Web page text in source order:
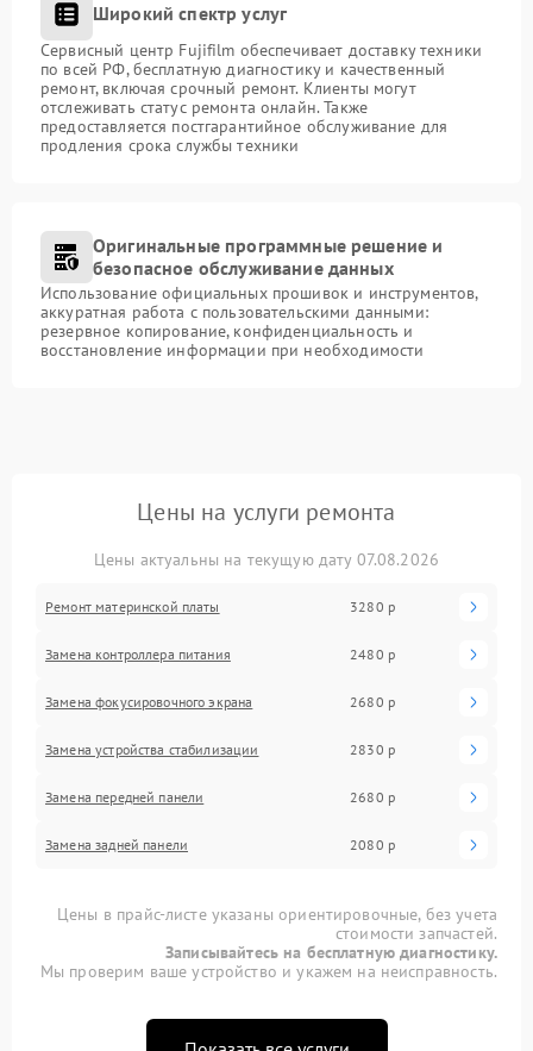
Широкий спектр услуг
Сервисный центр Fujifilm обеспечивает доставку техники
по всей РФ, бесплатную диагностику и качественный
ремонт, включая срочный ремонт. Клиенты могут
отслеживать статус ремонта онлайн. Также
предоставляется постгарантийное обслуживание для
продления срока службы техники
Оригинальные программные решение и
безопасное обслуживание данных
Использование официальных прошивок и инструментов,
аккуратная работа с пользовательскими данными:
резервное копирование, конфиденциальность и
восстановление информации при необходимости
Цены на услуги ремонта
Цены актуальны на текущую дату 07.08.2026
Ремонт материнской платы 3280 р
Замена контроллера питания 2480 р
Замена фокусировочного экрана 2680 р
Замена устройства стабилизации 2830 р
Замена передней панели 2680 р
Замена задней панели 2080 р
Цены в прайс-листе указаны ориентировочные, без учета
стоимости запчастей.
Записывайтесь на бесплатную диагностику.
Мы проверим ваше устройство и укажем на неисправность.